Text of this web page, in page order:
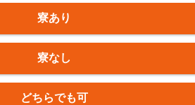
寮あり
寮なし
どちらでも可